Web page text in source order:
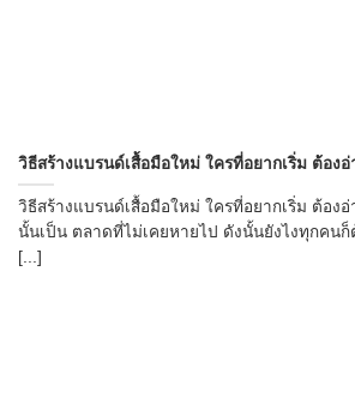
วิธีสร้างแบรนด์เสื้อมือใหม่ ใครที่อยากเริ่ม ต้องอ่
วิธีสร้างแบรนด์เสื้อมือใหม่ ใครที่อยากเริ่ม ต้องอ่
นั้นเป็น ตลาดที่ไม่เคยหายไป ดังนั้นยังไงทุกคนก็
[...]